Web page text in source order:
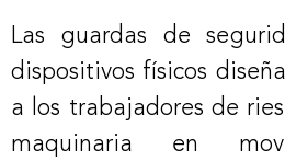
Las guardas de
dispositivos físicos
a los trabajadores de
maquinaria en